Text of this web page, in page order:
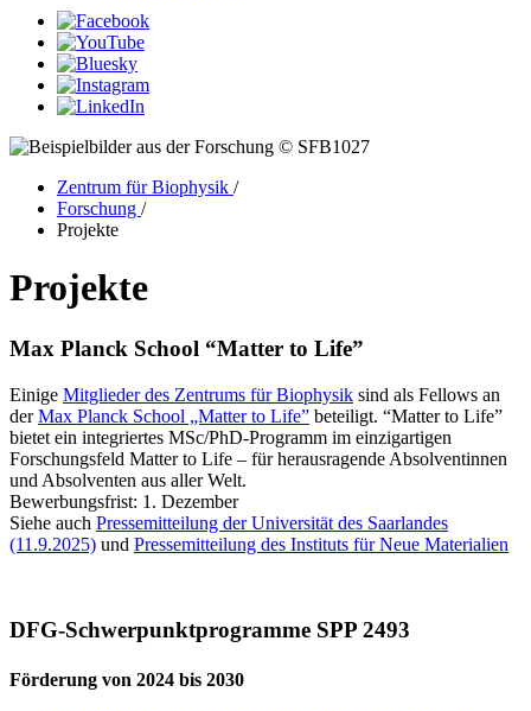
© SFB1027
Zentrum für Biophysik /
Forschung /
Projekte
Projekte
Max Planck School “Matter to Life”
Einige Mitglieder des Zentrums für Biophysik sind als Fellows an
derMax Planck School „Matter to Life” beteiligt. “Matter to Life”
bietet ein integriertes MSc/PhD-Programm im einzigartigen
Forschungsfeld Matter to Life – für herausragende Absolventinnen
und Absolventen aus aller Welt.
Bewerbungsfrist: 1. Dezember
Siehe auch Pressemitteilung der Universität des Saarlandes
(11.9.2025) und Pressemitteilung des Instituts für Neue Materialien
DFG-Schwerpunktprogramme SPP 2493
Förderung von 2024 bis 2030